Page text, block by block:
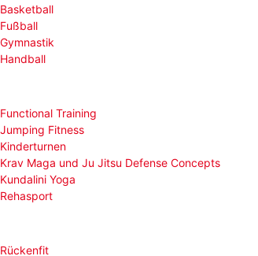
Basketball
Fußball
Gymnastik
Handball
Functional Training
Jumping Fitness
Kinderturnen
Krav Maga und Ju Jitsu Defense Concepts
Kundalini Yoga
Rehasport
Rückenfit